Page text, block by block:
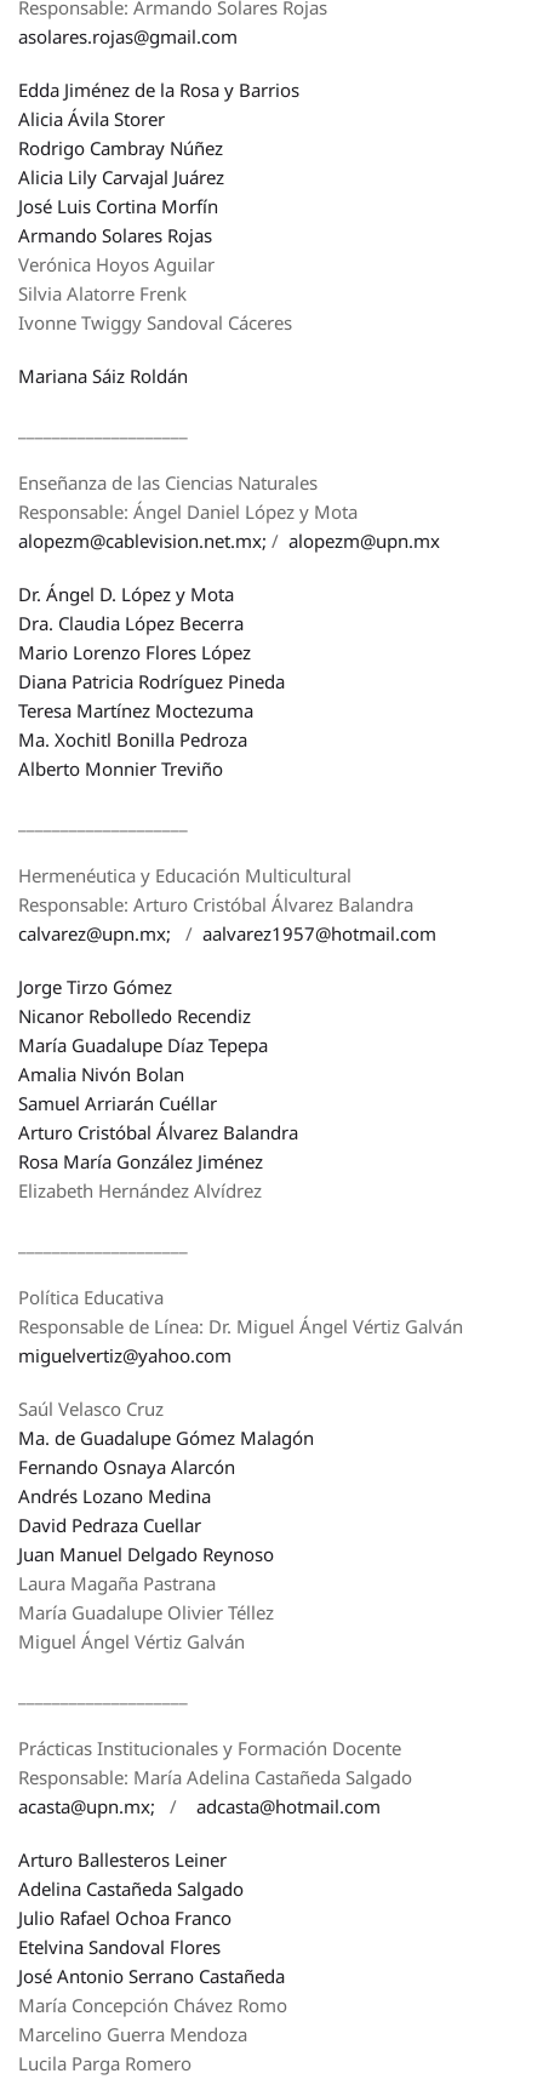
Responsable: Armando Solares Rojas
asolares.rojas@gmail.com
Edda Jiménez de la Rosa y Barrios
Alicia Ávila Storer
Rodrigo Cambray Núñez
Alicia Lily Carvajal Juárez
José Luis Cortina Morfín
Armando Solares Rojas
Verónica Hoyos Aguilar
Silvia Alatorre Frenk
Ivonne Twiggy Sandoval Cáceres
Mariana Sáiz Roldán
Enseñanza de las Ciencias Naturales
Responsable: Ángel Daniel López y Mota
alopezm@cablevision.net.mx; / alopezm@upn.mx
Dr. Ángel D. López y Mota
Dra. Claudia López Becerra
Mario Lorenzo Flores López
Diana Patricia Rodríguez Pineda
Teresa Martínez Moctezuma
Ma. Xochitl Bonilla Pedroza
Alberto Monnier Treviño
Hermenéutica y Educación Multicultural
Responsable: Arturo Cristóbal Álvarez Balandra
calvarez@upn.mx; / aalvarez1957@hotmail.com
Jorge Tirzo Gómez
Nicanor Rebolledo Recendiz
María Guadalupe Díaz Tepepa
Amalia Nivón Bolan
Samuel Arriarán Cuéllar
Arturo Cristóbal Álvarez Balandra
Rosa María González Jiménez
Elizabeth Hernández Alvídrez
Política Educativa
Responsable de Línea: Dr. Miguel Ángel Vértiz Galván
miguelvertiz@yahoo.com
Saúl Velasco Cruz
Ma. de Guadalupe Gómez Malagón
Fernando Osnaya Alarcón
Andrés Lozano Medina
David Pedraza Cuellar
Juan Manuel Delgado Reynoso
Laura Magaña Pastrana
María Guadalupe Olivier Téllez
Miguel Ángel Vértiz Galván
Prácticas Institucionales y Formación Docente
Responsable: María Adelina Castañeda Salgado
acasta@upn.mx; / adcasta@hotmail.com
Arturo Ballesteros Leiner
Adelina Castañeda Salgado
Julio Rafael Ochoa Franco
Etelvina Sandoval Flores
José Antonio Serrano Castañeda
María Concepción Chávez Romo
Marcelino Guerra Mendoza
Lucila Parga Romero